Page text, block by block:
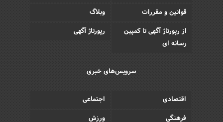
قوانین و مقررات
وبلاگ
از رپورتاژ آگهی تا کمپین
رسانه ای
رپورتاژ آگهی
سرویس‌های خبری
اقتصادی
اجتماعی
فرهنگی
ورزش